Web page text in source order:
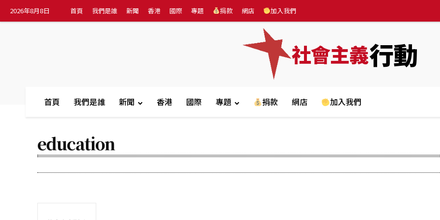
2026年8月8日 首頁 我們是誰 新聞 香港 國際 專題 捐款 網店 加入我們
社會主義行動
首頁 我們是誰 新聞 香港 國際 專題 捐款 網店 加入我們
education